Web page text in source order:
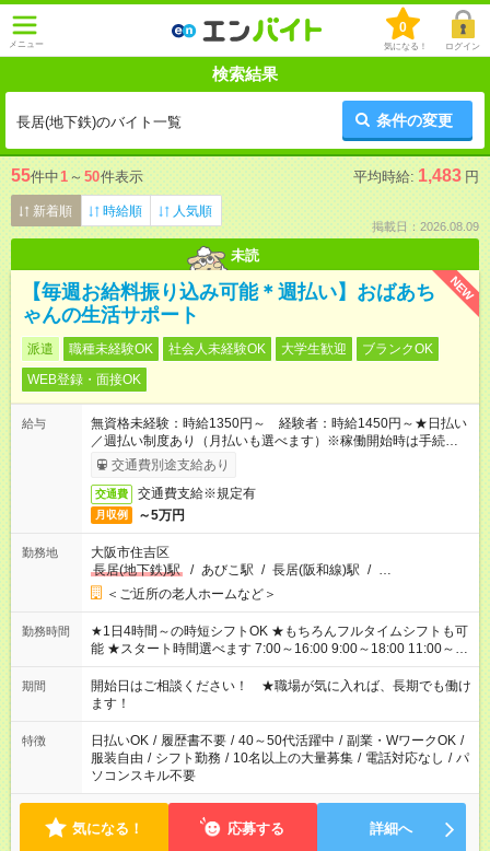
メニュー
0
気になる！ ログイン
検索結果
長居(地下鉄)のバイト一覧 条件の変更
55件中1 ～ 50件表示 平均時給: 1,483 円
新着順 時給順 人気順
掲載日：2026.08.09
未読
NEW
【毎週お給料振り込み可能＊週払い】おばあち
ゃんの生活サポート
派遣 職種未経験OK 社会人未経験OK 大学生歓迎
ブランクOK
WEB登録・面接OK
給与
無資格未経験：時給1350円～ 経験者：時給1450円～★日払い
／週払い制度あり（月払いも選べます）※稼働開始時は手続き完
了次第のお支払いとなります。
交通費別途支給あり
交通費 交通費支給※規定有
月収例 ～5万円
勤務地
大阪市住吉区
長居(地下鉄)駅
/ あびこ駅 / 長居(阪和線)駅 / …
＜ご近所の老人ホームなど＞
勤務時間
★1日4時間～の時短シフトOK ★もちろんフルタイムシフトも可
能 ★スタート時間選べます 7:00～16:00 9:00～18:00 11:00～
20:00 など 残業なし！ ※Wワークの場合、他のお仕事と合わせ
週40時間超の就業はご案内できません ※法令に基づき、週20時
間以上勤務は社会保険への加入対象となります ※労働者派遣法
（日雇い派遣の原則禁止）により、短時間・短期間の就業はご
案内が難しい場合があります
期間
開始日はご相談ください！ ★職場が気に入れば、長期でも働け
ます！
特徴 日払いOK / 履歴書不要 / 40～50代活躍中 / 副業・WワークOK /
服装自由 / シフト勤務 / 10名以上の大量募集 / 電話対応なし / パ
ソコンスキル不要
気になる！ 応募する 詳細へ